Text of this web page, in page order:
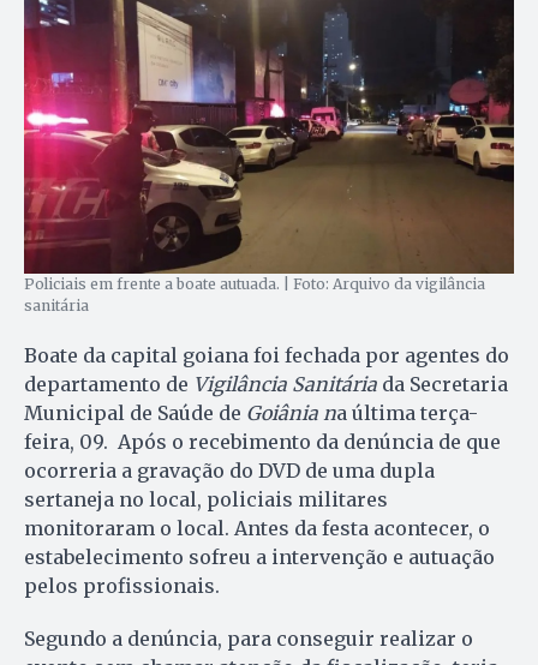
Policiais em frente a boate autuada. | Foto: Arquivo da vigilância
sanitária
Boate da capital goiana foi fechada por agentes do
departamento de Vigilância Sanitária da Secretaria
Municipal de Saúde de Goiânia na última terça-
feira, 09. Após o recebimento da denúncia de que
ocorreria a gravação do DVD de uma dupla
sertaneja no local, policiais militares
monitoraram o local. Antes da festa acontecer, o
estabelecimento sofreu a intervenção e autuação
pelos profissionais.
Segundo a denúncia, para conseguir realizar o